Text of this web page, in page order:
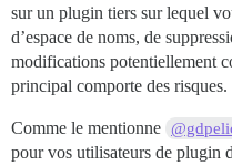
sur un plugin tiers sur lequel
d’espace de noms, de
modifications potentiellement
principal comporte des risques.
Comme le mentionne
pour vos utilisateurs de plugin